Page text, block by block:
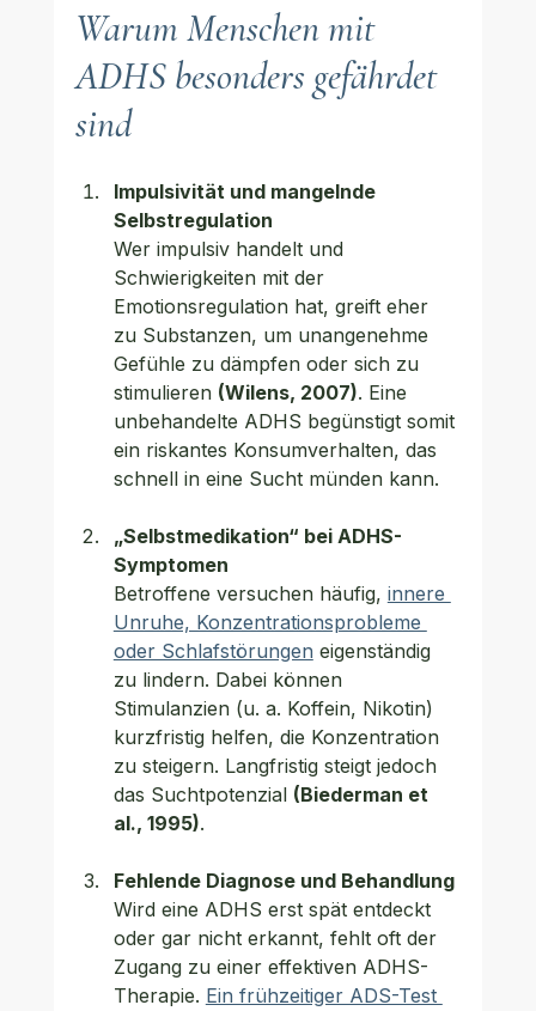
Warum Menschen mit
ADHS besonders gefährdet
sind
Impulsivität und mangelnde
Selbstregulation
Wer impulsiv handelt und
Schwierigkeiten mit der
Emotionsregulation hat, greift eher
zu Substanzen, um unangenehme
Gefühle zu dämpfen oder sich zu
stimulieren (Wilens, 2007). Eine
unbehandelte ADHS begünstigt somit
ein riskantes Konsumverhalten, das
schnell in eine Sucht münden kann.
„Selbstmedikation“ bei ADHS-
Symptomen
Betroffene versuchen häufig, innere
Unruhe, Konzentrationsprobleme
oder Schlafstörungen eigenständig
zu lindern. Dabei können
Stimulanzien (u. a. Koffein, Nikotin)
kurzfristig helfen, die Konzentration
zu steigern. Langfristig steigt jedoch
das Suchtpotenzial (Biederman et
al., 1995).
Fehlende Diagnose und Behandlung
Wird eine ADHS erst spät entdeckt
oder gar nicht erkannt, fehlt oft der
Zugang zu einer effektiven ADHS-
Therapie. Ein frühzeitiger ADS-Test